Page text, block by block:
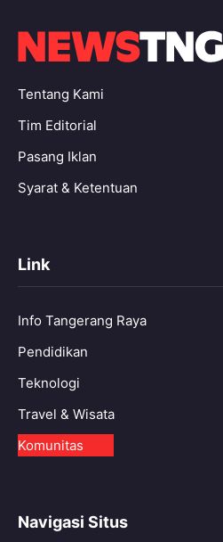
Tentang Kami
Tim Editorial
Pasang Iklan
Syarat & Ketentuan
Link
Info Tangerang Raya
Pendidikan
Teknologi
Travel & Wisata
Komunitas
Navigasi Situs